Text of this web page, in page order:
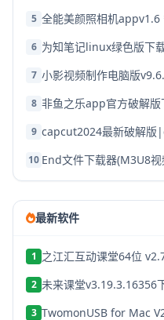
5 全能美颜照相机appv1.6
6
7 小影视频制作电脑版
8
9
10 End文件下载器(M3U8
最新软件
1 之江汇互动课堂64位
2 未来课堂v3.19.3.16356
3 TwomonUSB for Mac